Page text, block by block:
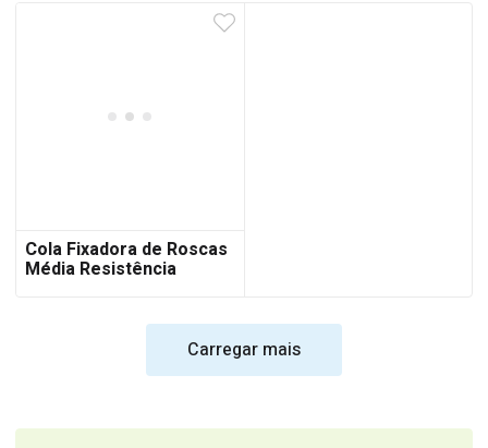
Cola Fixadora de Roscas
Média Resistência
Carregar mais